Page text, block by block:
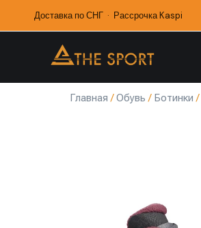
Доставка по СНГ · Рассрочка Kaspi
Главная /Обувь / Ботинки /